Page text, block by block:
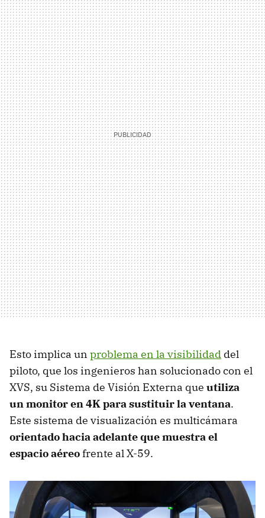
Esto implica un problema en la visibilidad del
piloto, que los ingenieros han solucionado con el
XVS, su Sistema de Visión Externa que utiliza
un monitor en 4K para sustituir la ventana.
Este sistema de visualización es multicámara
orientado hacia adelante que muestra el
espacio aéreofrente al X-59.